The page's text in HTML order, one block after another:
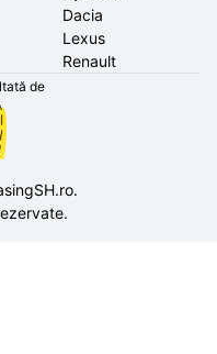
Dacia
Lexus
Renault
de
.